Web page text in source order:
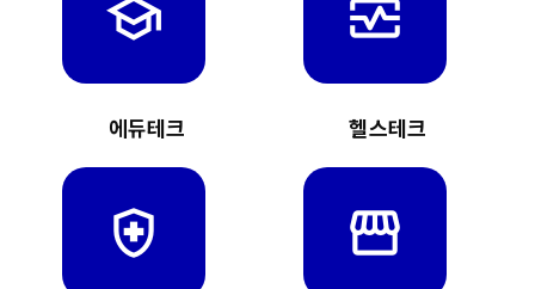
school
에듀테크
monitor_heart
헬스테크
health_and_safety storefront